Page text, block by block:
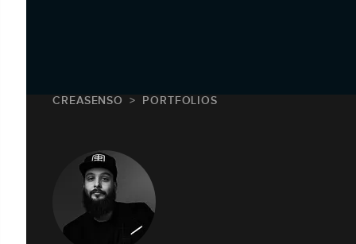
CREASENSO PORTFOLIOS